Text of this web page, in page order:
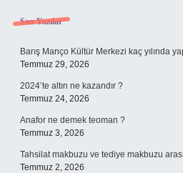
Sidebar
Son Yazılar
Barış Manço Kültür Merkezi kaç yılında
Temmuz 29, 2026
2024’te altın ne kazandır ?
Temmuz 24, 2026
Anafor ne demek teoman ?
Temmuz 3, 2026
Tahsilat makbuzu ve tediye makbuzu
Temmuz 2, 2026